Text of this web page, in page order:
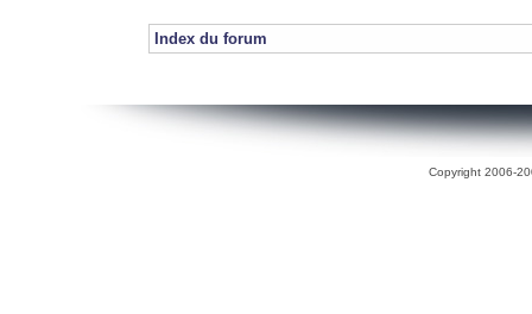
Index du forum
Copyright 2006-